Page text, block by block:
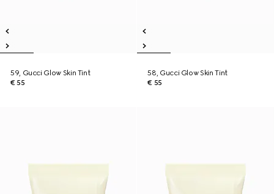
59, Gucci Glow Skin Tint
€ 55
58, Gucci Glow Skin Tint
€ 55